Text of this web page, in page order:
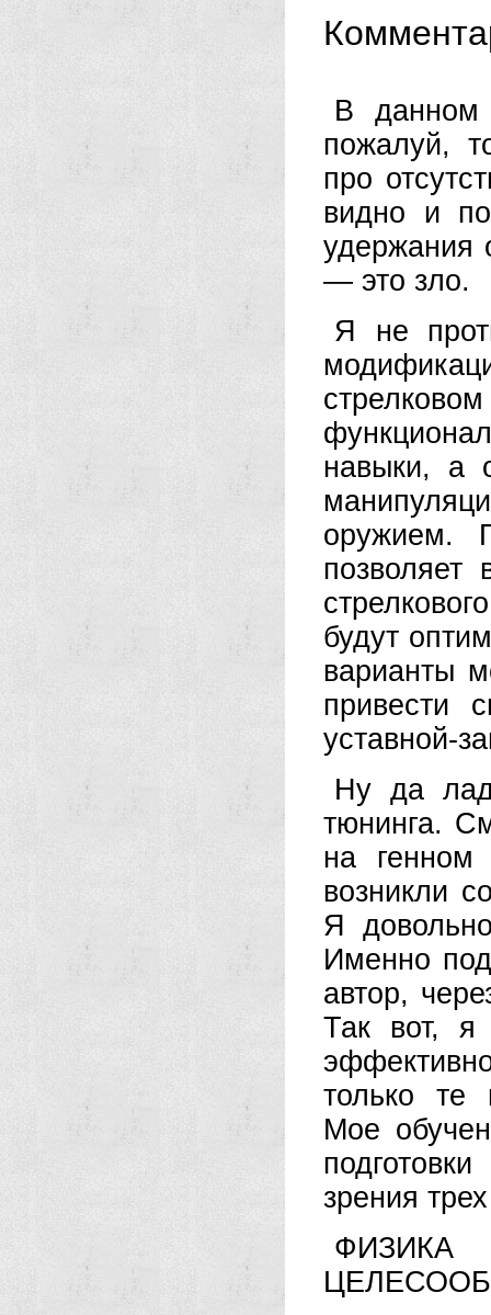
В данном
пожалуй,
про
видно и
удержания
— это зло.
Я не
навыки, а
оружием.
позволяет
будут
варианты
привести
уставной-
Ну да
тюнинга.
на
возникли
Я
Именно
автор,
Так вот, я
только те
Мое
зрения